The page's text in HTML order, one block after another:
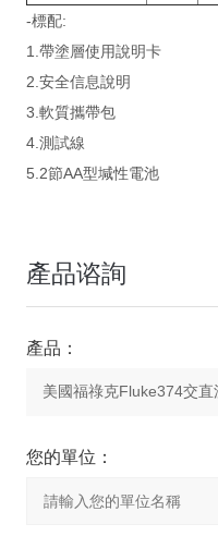
-標配:
1.帶塗層使用說明卡
2.安全信息說明
3.軟質攜帶包
4.測試線
5.2節AA型堿性電池
產品谘詢
產品：
您的單位：